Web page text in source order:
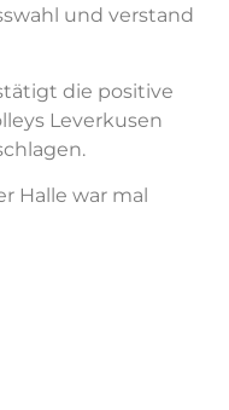
und verstand
die positive
Leverkusen
Halle war mal